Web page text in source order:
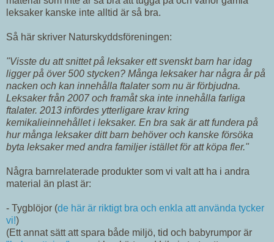
leksaker kanske inte alltid är så bra.
Så här skriver Naturskyddsföreningen:
"Visste du att snittet på leksaker ett svenskt barn har idag
ligger på över 500 stycken? Många leksaker har några år på
nacken och kan innehålla ftalater som nu är förbjudna.
Leksaker från 2007 och framåt ska inte innehålla farliga
ftalater. 2013 infördes ytterligare krav kring
kemikalieinnehållet i leksaker. En bra sak är att fundera på
hur många leksaker ditt barn behöver och kanske försöka
byta leksaker med andra familjer istället för att köpa fler."
Några barnrelaterade produkter som vi valt att ha i andra
material än plast är:
- Tygblöjor (de här är riktigt bra och enkla att använda tycker
vi!)
(Ett annat sätt att spara både miljö, tid och babyrumpor är